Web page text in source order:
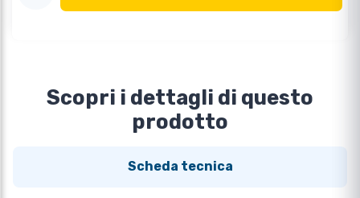
Scopri i dettagli di questo
prodotto
Scheda tecnica